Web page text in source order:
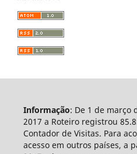
Informação: De 1 de março
2017 a Roteiro registrou
Contador de Visitas. Para
acesso em outros países, a